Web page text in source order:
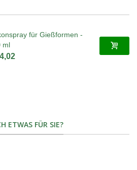
für Gießformen -
ml
ETWAS FÜR SIE?